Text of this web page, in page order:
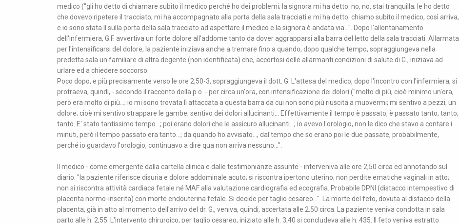
medico ("gli ho detto di chiamare subito il medico perché ho dei problemi; la signora mi ha detto: no, no, stai tranquilla; le ho detto
che dovevo ripetere il tracciato; mi ha accompagnato alla porta della sala tracciati e mi ha detto: chiamo subito il medico, così arriva,
e io sono stata lì sulla porta della sala tracciato ad aspettare il medico e la signora è andata via...". Dopo l'allontanamento
dell'infermiera, G.F. avvertiva un forte dolore all'addome tanto da dover aggrapparsi alla barra del letto della sala tracciati. Allarmata
per l'intensificarsi del dolore, la paziente iniziava anche a tremare fino a quando, dopo qualche tempo, sopraggiungeva nella
predetta sala un familiare di altra degente (non identificata) che, accortosi delle allarmanti condizioni di salute di G., iniziava ad
urlare ed a chiedere soccorso.
Poco dopo, e più precisamente verso le ore 2,50-3, sopraggiungeva il dott. G. L'attesa del medico, dopo l'incontro con l'infermiera, si
protraeva, quindi, - secondo il racconto della p.o. - per circa un'ora, con intensificazione dei dolori ("molto di più, cioè minimo un'ora,
però era molto di più...; io mi sono trovata lì attaccata a questa barra da cui non sono più riuscita a muovermi; mi sentivo a pezzi; un
dolore; cioè mi sentivo strappare le gambe; sentivo dei dolori allucinanti... Effettivamente il tempo è passato, è passato tanto, tanto,
tanto. E' stato tantissimo tempo...; poi erano dolori che le assicuro allucinanti...; io avevo l'orologio, non le dico che stavo a contare i
minuti, però il tempo passato era tanto...; da quando ho avvisato..., dal tempo che so erano poi le due passate, probabilmente,
perché io guardavo l'orologio, continuavo a dire qua non arriva nessuno...".
Il medico - come emergente dalla cartella clinica e dalle testimonianze assunte - interveniva alle ore 2,50 circa ed annotando sul
diario: "la paziente riferisce disuria e dolore addominale acuto; si riscontra ipertono uterino; non perdite ematiche vaginali in atto;
non si riscontra attività cardiaca fetale né MAF alla valutazione cardiografia ed ecografia. Probabile DPNI (distacco intempestivo di
placenta normo-inserita) con morte endouterina fetale. Si decide per taglio cesareo...". La morte del feto, dovuta al distacco della
placenta, già in atto al momento dell'arrivo del dr. G., veniva, quindi, accertata alle 2.50 circa. La paziente veniva condotta in sala
parto alle h. 2,55. L'intervento chirurgico, per taglio cesareo, iniziato alle h. 3,40 si concludeva alle h. 435. Il feto veniva estratto